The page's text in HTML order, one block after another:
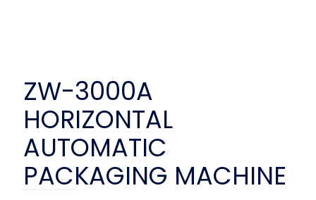
ZW-3000A
HORIZONTAL
AUTOMATIC
PACKAGING MACHINE